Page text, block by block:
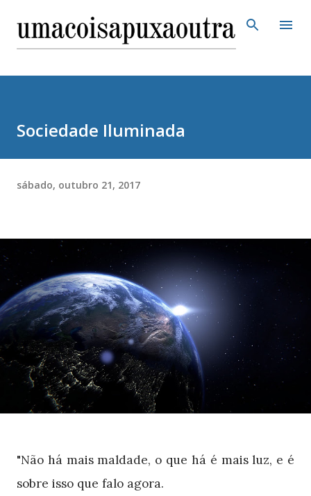
Pular para o conteúdo principal
Sociedade Iluminada
sábado, outubro 21, 2017
"Não há mais maldade, o que há é mais luz, e é
sobre isso que falo agora.